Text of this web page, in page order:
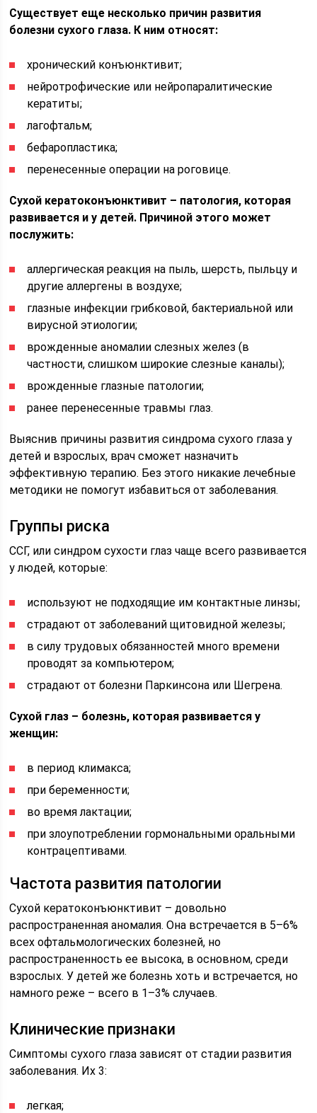
Существует еще несколько причин развития
болезни сухого глаза. К ним относят:
хронический конъюнктивит;
нейротрофические или нейропаралитические
кератиты;
лагофтальм;
бефаропластика;
перенесенные операции на роговице.
Сухой кератоконъюнктивит – патология, которая
развивается и у детей. Причиной этого может
послужить:
аллергическая реакция на пыль, шерсть, пыльцу и
другие аллергены в воздухе;
глазные инфекции грибковой, бактериальной или
вирусной этиологии;
врожденные аномалии слезных желез (в
частности, слишком широкие слезные каналы);
врожденные глазные патологии;
ранее перенесенные травмы глаз.
Выяснив причины развития синдрома сухого глаза у
детей и взрослых, врач сможет назначить
эффективную терапию. Без этого никакие лечебные
методики не помогут избавиться от заболевания.
Группы риска
ССГ, или синдром сухости глаз чаще всего развивается
у людей, которые:
используют не подходящие им контактные линзы;
страдают от заболеваний щитовидной железы;
в силу трудовых обязанностей много времени
проводят за компьютером;
страдают от болезни Паркинсона или Шегрена.
Сухой глаз – болезнь, которая развивается у
женщин:
в период климакса;
при беременности;
во время лактации;
при злоупотреблении гормональными оральными
контрацептивами.
Частота развития патологии
Сухой кератоконъюнктивит – довольно
распространенная аномалия. Она встречается в 5–6%
всех офтальмологических болезней, но
распространенность ее высока, в основном, среди
взрослых. У детей же болезнь хоть и встречается, но
намного реже – всего в 1–3% случаев.
Клинические признаки
Симптомы сухого глаза зависят от стадии развития
заболевания. Их 3:
легкая;